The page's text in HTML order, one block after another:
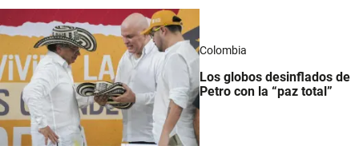
Colombia
Los globos desinflados de
Petro con la “paz total”